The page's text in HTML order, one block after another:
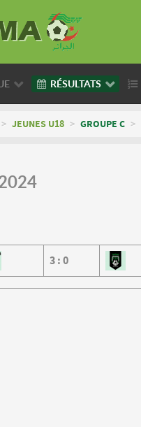
RÉSULTATS
> JEUNES U18 > GROUPE C >
3 : 0